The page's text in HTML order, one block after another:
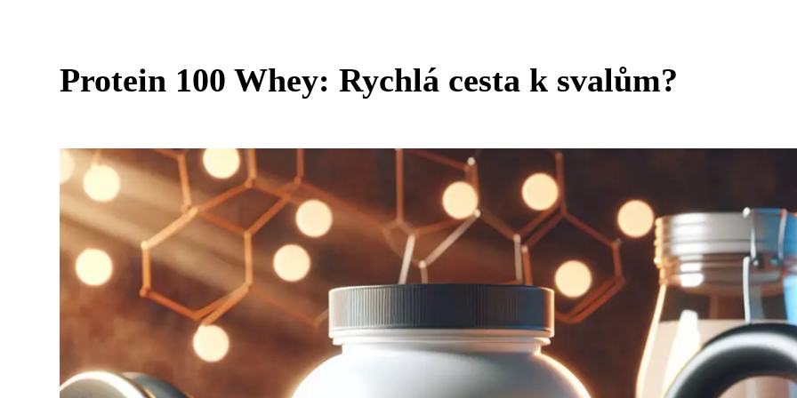
Protein 100 Whey: Rychlá cesta k svalům?